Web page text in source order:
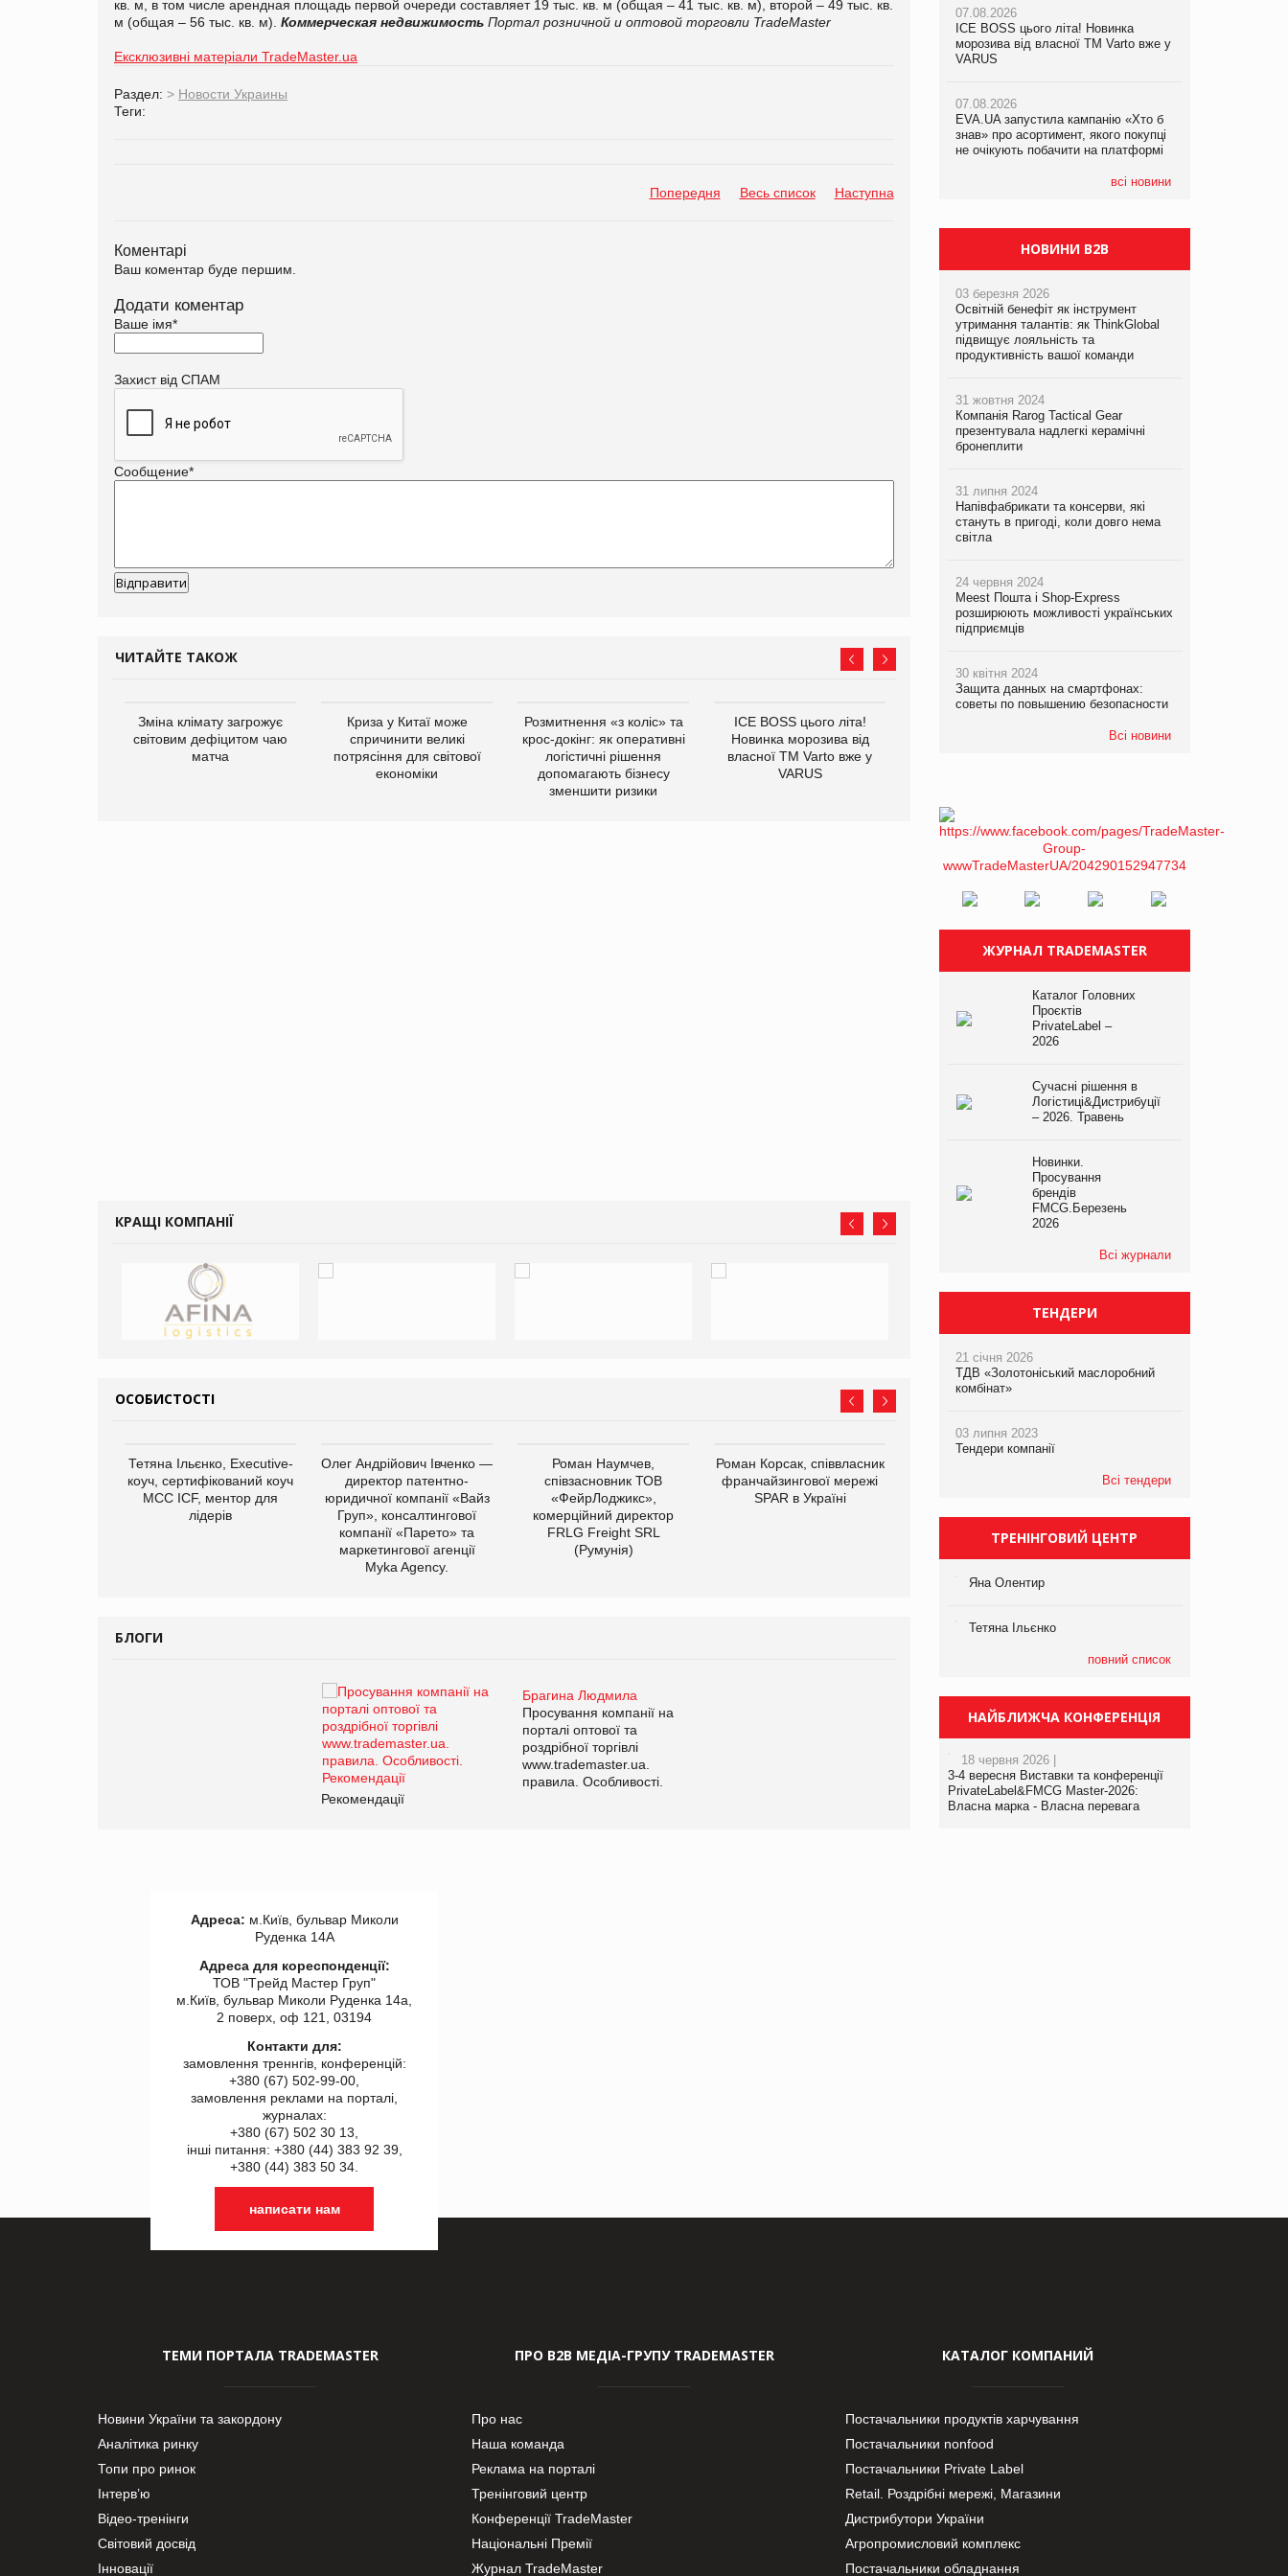
кв. м, в том числе арендная площадь первой очереди составляет 19 тыс. кв. м (общая – 41 тыс. кв. м), второй – 49 тыс. кв.
м (общая – 56 тыс. кв. м). Коммерческая недвижимость Портал розничной и оптовой торговли TradeMaster
Ексклюзивні матеріали TradeMaster.ua
Раздел: > Новости Украины
Теги:
Попередня Весь список Наступна
Коментарі
Ваш коментар буде першим.
Додати коментар
Ваше імя*
Захист від СПАМ
Сообщение*
ЧИТАЙТЕ ТАКОЖ
Зміна клімату загрожує
світовим дефіцитом чаю
матча
Криза у Китаї може
спричинити великі
потрясіння для світової
економіки
Розмитнення «з коліс» та
крос-докінг: як оперативні
логістичні рішення
допомагають бізнесу
зменшити ризики
ICE BOSS цього літа!
Новинка морозива від
власної ТМ Varto вже у
VARUS
збиток у першому півріччі
КРАЩІ КОМПАНІЇ
ОСОБИСТОСТІ
Тетяна Ільєнко, Executive-
коуч, сертифікований коуч
МСС ICF, ментор для
лідерів
Олег Андрійович Івченко —
директор патентно-
юридичної компанії «Вайз
Груп», консалтингової
компанії «Парето» та
маркетингової агенції
Myka Agency.
Роман Наумчев,
співзасновник ТОВ
«ФейрЛоджикс»,
комерційний директор
FRLG Freight SRL
(Румунія)
Роман Корсак, співвласник
франчайзингової мережі
SPAR в Україні
виробництва
компанії «УкраМарин»
БЛОГИ
Брагина Людмила
Просування компанії на
порталі оптової та
роздрібної торгівлі
www.trademaster.ua.
правила. Особливості.
Рекомендації
Брагина Людмила
Просування компанії на
www.trademaster.ua.
правила. Особливості.
07.08.2026
ICE BOSS цього літа! Новинка
морозива від власної ТМ Varto вже у
VARUS
07.08.2026
EVA.UA запустила кампанію «Хто б
знав» про асортимент, якого покупці
не очікують побачити на платформі
всі новини
06.08.2026
Смачна новинка для хвостатих: у
VARUS з’явилися паучі Varto Paw
05.08.2026
Мережа супермаркетів VARUS купує
мережу магазинів формату
компанія налічуватиме 374 магазини
07.08.2026
Франція заборонила рекламні дзвінки
НОВИНИ B2B
03 березня 2026
Освітній бенефіт як інструмент
утримання талантів: як ThinkGlobal
підвищує лояльність та
продуктивність вашої команди
31 жовтня 2024
Компанія Rarog Tactical Gear
презентувала надлегкі керамічні
бронеплити
31 липня 2024
Напівфабрикати та консерви, які
стануть в пригоді, коли довго нема
світла
24 червня 2024
Meest Пошта і Shop-Express
розширюють можливості українських
підприємців
30 квітня 2024
Защита данных на смартфонах:
советы по повышению безопасности
Всі новини
ЖУРНАЛ TRADEMASTER
Каталог Головних
Проєктів
PrivateLabel –
2026
Сучасні рішення в
Логістиці&Дистрибуції
– 2026. Травень
Новинки.
Просування
брендів
FMCG.Березень
2026
Всі журнали
ТЕНДЕРИ
21 січня 2026
ТДВ «Золотоніський маслоробний
комбінат»
03 липня 2023
Тендери компанії
Всі тендери
ТРЕНІНГОВИЙ ЦЕНТР
Яна Олентир
Тетяна Ільєнко
повний список
НАЙБЛИЖЧА КОНФЕРЕНЦІЯ
18 червня 2026 |
3-4 вересня Виставки та конференції
PrivateLabel&FMCG Master-2026:
Власна марка - Власна перевага
Адреса: м.Київ, бульвар Миколи
Руденка 14А
Адреса для кореспонденції:
ТОВ "Tрейд Мастер Груп"
м.Київ, бульвар Миколи Руденка 14а,
2 поверх, оф 121, 03194
Контакти для:
замовлення треннгів, конференцій:
+380 (67) 502-99-00,
замовлення реклами на порталі,
журналах:
+380 (67) 502 30 13,
інші питання: +380 (44) 383 92 39,
+380 (44) 383 50 34.
написати нам
ТЕМИ ПОРТАЛА TRADEMASTER
Новини України та закордону
Аналітика ринку
Топи про ринок
Інтерв’ю
Відео-тренінги
Світовий досвід
Інновації
ПРО В2В МЕДІА-ГРУПУ TRADEMASTER
Про нас
Наша команда
Реклама на порталі
Тренінговий центр
Конференції TradeMaster
Національні Премії
Журнал TradeMaster
КАТАЛОГ КОМПАНИЙ
Постачальники продуктів харчування
Постачальники nonfood
Постачальники Private Label
Retail. Роздрібні мережі, Магазини
Дистрибутори України
Агропромисловий комплекс
Постачальники обладнання